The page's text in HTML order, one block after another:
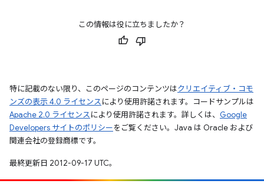
この情報は役に立ちましたか？
特に記載のない限り、このページのコンテンツはクリエイティブ・コモ
ンズの表示 4.0 ライセンスにより使用許諾されます。コードサンプルは
Apache 2.0 ライセンスにより使用許諾されます。詳しくは、 Google
Developers サイトのポリシーをご覧ください。Java は Oracle および
関連会社の登録商標です。
最終更新日 2012-09-17 UTC。